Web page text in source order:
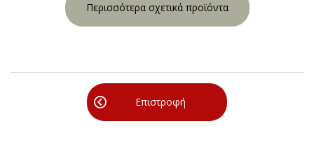
Περισσότερα σχετικά προϊόντα
Επιστροφή